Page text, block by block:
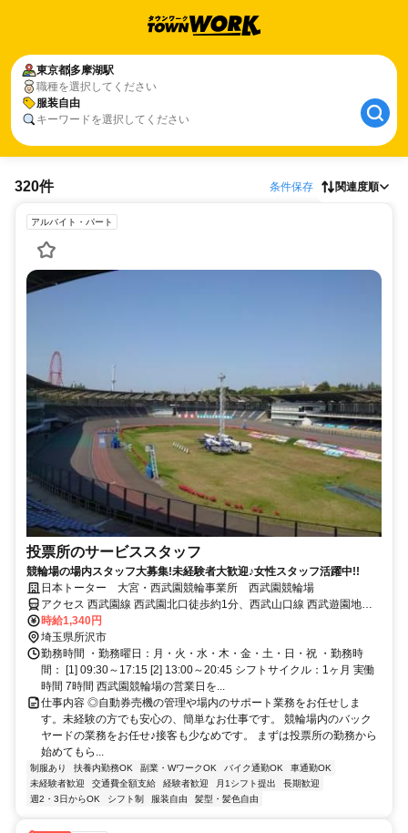
東京都多摩湖駅
職種を選択してください
服装自由
キーワードを選択してください
320件 条件保存 関連度順
アルバイト・パート
投票所のサービススタッフ
競輪場の場内スタッフ大募集!未経験者大歓迎♪女性スタッフ活躍中!!
日本トーター 大宮・西武園競輪事業所 西武園競輪場
アクセス 西武園線 西武園北口徒歩約1分、西武山口線 西武遊園地南
口徒歩約9分、西武多摩湖線 西武遊園地南口徒歩約9分
時給1,340円
埼玉県所沢市
勤務時間 ・勤務曜日：月・火・水・木・金・土・日・祝 ・勤務時
間： [1] 09:30～17:15 [2] 13:00～20:45 シフトサイクル：1ヶ月 実働
時間 7時間 西武園競輪場の営業日を...
仕事内容 ◎自動券売機の管理や場内のサポート業務をお任せしま
す。未経験の方でも安心の、簡単なお仕事です。 競輪場内のバック
ヤードの業務をお任せ♪接客も少なめです。 まずは投票所の勤務から
始めてもら...
制服あり 扶養内勤務OK 副業・WワークOK バイク通勤OK
車通勤OK
未経験者歓迎
交通費全額支給 経験者歓迎 月1シフト提出
長期歓迎
週2・3日からOK
シフト制 服装自由 髪型・髪色自由